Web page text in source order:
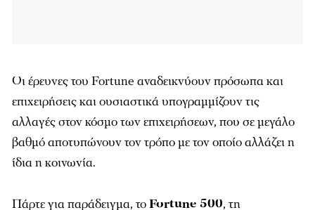
Οι έρευνες του Fortune αναδεικνύουν πρόσωπα και
επιχειρήσεις και ουσιαστικά υπογραμμίζουν τις
αλλαγές στον κόσμο των επιχειρήσεων, που σε μεγάλο
βαθμό αποτυπώνουν τον τρόπο με τον οποίο αλλάζει η
ίδια η κοινωνία.
Πάρτε για παράδειγμα, τοFortune 500, τη